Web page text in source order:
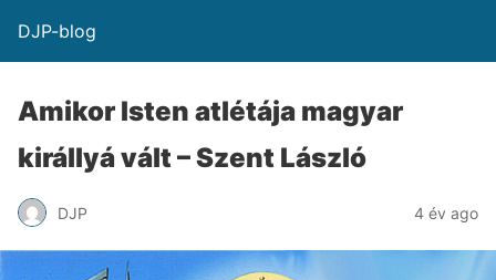
DJP-blog
Amikor Isten atlétája magyar
királlyá vált – Szent László
DJP 4 év ago